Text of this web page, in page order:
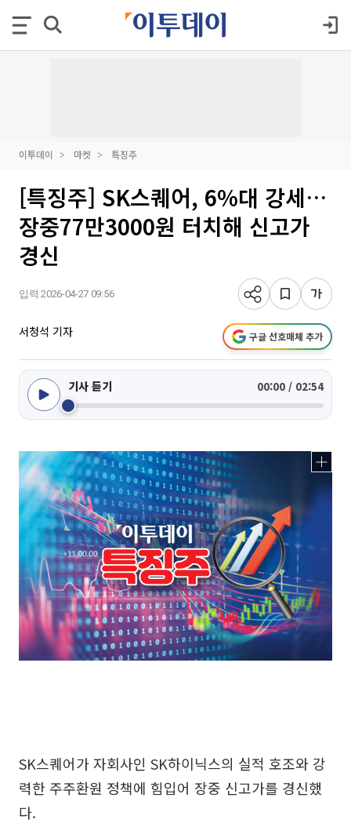
이투데이 마켓 특징주
[특징주] SK스퀘어, 6%대 강세…
장중77만3000원 터치해 신고가
경신
입력 2026-04-27 09:56
서청석 기자 구글 선호매체 추가
기사 듣기 00:00 / 02:54
SK스퀘어가 자회사인 SK하이닉스의 실적 호조와 강
력한 주주환원 정책에 힘입어 장중 신고가를 경신했
다.